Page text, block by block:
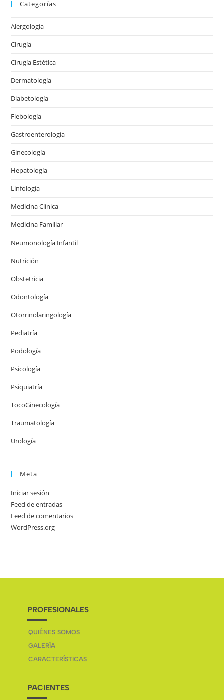
Categorías
Alergología
Cirugía
Cirugía Estética
Dermatología
Diabetología
Flebología
Gastroenterología
Ginecología
Hepatología
Linfología
Medicina Clínica
Medicina Familiar
Neumonología Infantil
Nutrición
Obstetricia
Odontología
Otorrinolaringología
Pediatría
Podología
Psicología
Psiquiatría
TocoGinecología
Traumatología
Urología
Meta
Iniciar sesión
Feed de entradas
Feed de comentarios
WordPress.org
PROFESIONALES
QUIÉNES SOMOS
GALERÍA
CARACTERÍSTICAS
PACIENTES